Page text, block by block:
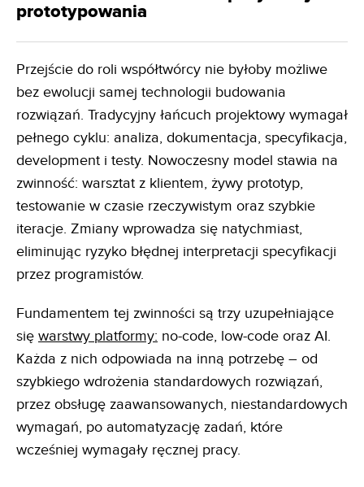
prototypowania
Przejście do roli współtwórcy nie byłoby możliwe
bez ewolucji samej technologii budowania
rozwiązań. Tradycyjny łańcuch projektowy wymagał
pełnego cyklu: analiza, dokumentacja, specyfikacja,
development i testy. Nowoczesny model stawia na
zwinność: warsztat z klientem, żywy prototyp,
testowanie w czasie rzeczywistym oraz szybkie
iteracje. Zmiany wprowadza się natychmiast,
eliminując ryzyko błędnej interpretacji specyfikacji
przez programistów.
Fundamentem tej zwinności są trzy uzupełniające
się warstwy platformy: no-code, low-code oraz AI.
Każda z nich odpowiada na inną potrzebę – od
szybkiego wdrożenia standardowych rozwiązań,
przez obsługę zaawansowanych, niestandardowych
wymagań, po automatyzację zadań, które
wcześniej wymagały ręcznej pracy.